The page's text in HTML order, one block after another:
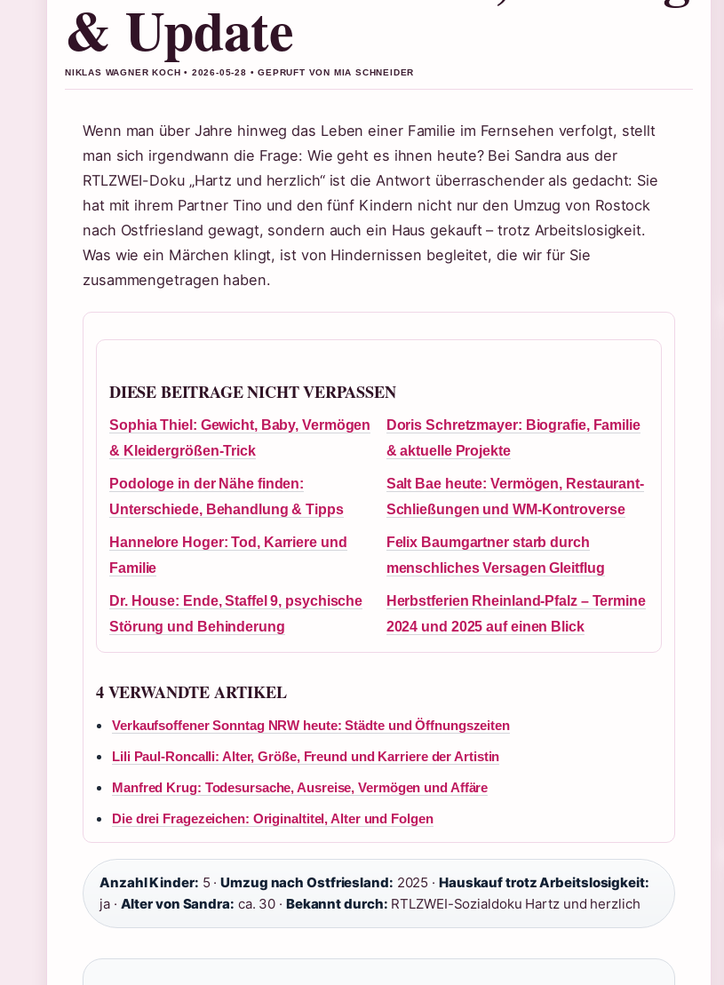
& Update
NIKLAS WAGNER KOCH • 2026-05-28 • GEPRUFT VON MIA SCHNEIDER
Wenn man über Jahre hinweg das Leben einer Familie im Fernsehen verfolgt, stellt
man sich irgendwann die Frage: Wie geht es ihnen heute? Bei Sandra aus der
RTLZWEI-Doku „Hartz und herzlich“ ist die Antwort überraschender als gedacht: Sie
hat mit ihrem Partner Tino und den fünf Kindern nicht nur den Umzug von Rostock
nach Ostfriesland gewagt, sondern auch ein Haus gekauft – trotz Arbeitslosigkeit.
Was wie ein Märchen klingt, ist von Hindernissen begleitet, die wir für Sie
zusammengetragen haben.
DIESE BEITRAGE NICHT VERPASSEN
Sophia Thiel: Gewicht, Baby, Vermögen
& Kleidergrößen-Trick
Doris Schretzmayer: Biografie, Familie
& aktuelle Projekte
Podologe in der Nähe finden:
Unterschiede, Behandlung & Tipps
Salt Bae heute: Vermögen, Restaurant-
Schließungen und WM-Kontroverse
Hannelore Hoger: Tod, Karriere und
Familie
Felix Baumgartner starb durch
menschliches Versagen Gleitflug
Dr. House: Ende, Staffel 9, psychische
Störung und Behinderung
Herbstferien Rheinland-Pfalz – Termine
2024 und 2025 auf einen Blick
4 VERWANDTE ARTIKEL
Verkaufsoffener Sonntag NRW heute: Städte und Öffnungszeiten
Lili Paul-Roncalli: Alter, Größe, Freund und Karriere der Artistin
Manfred Krug: Todesursache, Ausreise, Vermögen und Affäre
Die drei Fragezeichen: Originaltitel, Alter und Folgen
Anzahl Kinder: 5 ·Umzug nach Ostfriesland: 2025 · Hauskauf trotz Arbeitslosigkeit:
ja · Alter von Sandra: ca. 30 · Bekannt durch: RTLZWEI-Sozialdoku Hartz und herzlich